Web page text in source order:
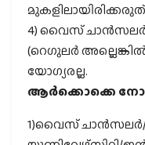
4) വൈസ് ചാൻസലർ/
(റെഗുലർ
യോഗ്യരല്ല.
ആർക്കൊക്കെ
1)വൈസ് ചാൻസലർ/